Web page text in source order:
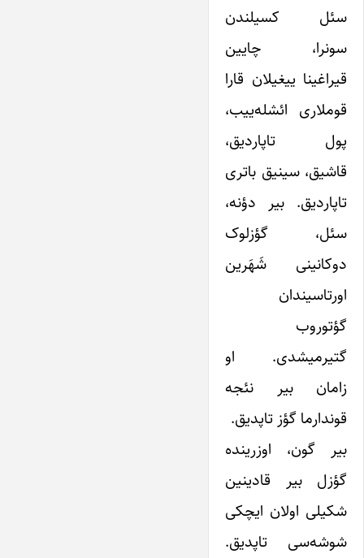
سئل کسیلندن
سونرا، چایین
قیراغینا ییغیلان قارا
قوملاری ائشله‌ییب،
پول تاپاردیق،
قاشیق، سینیق باتری
تاپاردیق. بیر دؤنه،
سئل، گؤزلوک
دوکانینی شَهَرین
اورتاسیندان
گؤتوروب
گتیرمیشدی. او
زامان بیر نئجه
قوندارما گؤز تاپدیق.
بیر گون، اوزرینده
گؤزل بیر قادینین
شکیلی اولان ایچکی
شوشه‌سی تاپدیق.